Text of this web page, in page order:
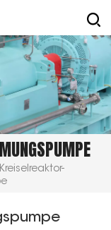
Kreiselreaktor-